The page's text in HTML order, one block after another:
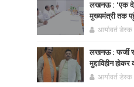
लखनऊ : ‘एक
मुख्यमंत्री तक
आर्यावर्त डेस्क
लखनऊ : फर्जी
मुद्दाविहीन
आर्यावर्त डेस्क